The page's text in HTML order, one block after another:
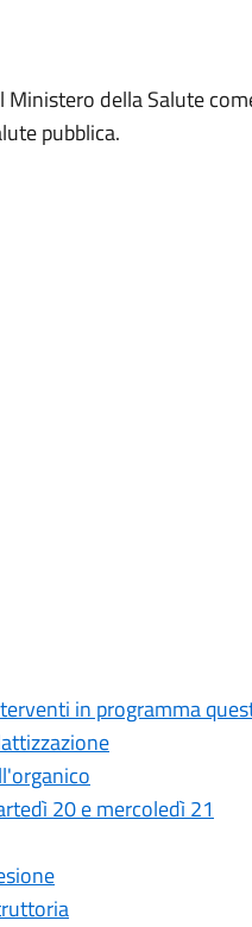
della Salute
pubblica.
in programma
20 e mercoledì 21